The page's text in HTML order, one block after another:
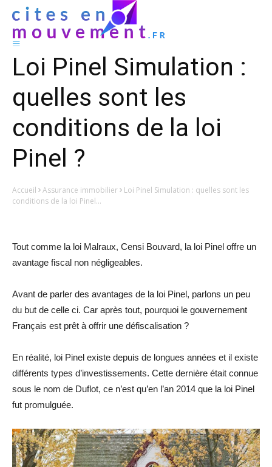
Loi Pinel Simulation :
quelles sont les
conditions de la loi
Pinel ?
Accueil Assurance immobilier
Loi Pinel Simulation : quelles sont les
conditions de la loi Pinel...
Tout comme la loi Malraux, Censi Bouvard, la loi Pinel offre un
avantage fiscal non négligeables.
Avant de parler des avantages de la loi Pinel, parlons un peu
du but de celle ci. Car après tout, pourquoi le gouvernement
Français est prêt à offrir une défiscalisation ?
En réalité, loi Pinel existe depuis de longues années et il existe
différents types d’investissements. Cette dernière était connue
sous le nom de Duflot, ce n’est qu’en l’an 2014 que la loi Pinel
fut promulguée.